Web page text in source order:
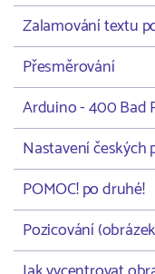
Zalamování textu
Přesměrování
Arduino - 400 Bad
Nastavení českých
POMOC! po druhé!
Pozicování